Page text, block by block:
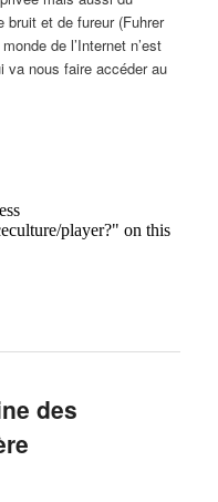
bruit et de fureur (Fuhrer
de l’Internet n’est
va nous faire accéder au
des